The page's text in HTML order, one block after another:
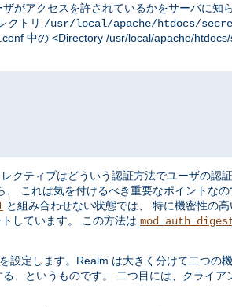
がアクセスを許されているかをサーバに知
クトリ /usr/local/apache/htdocs/
中の <Directory /usr/local/apache/
クティブはどういう認証方法でユーザの認
、 これは気を付けるべき重要なポイントな
と組み合わせない状態では、 特に機密性の
しています。 この方法は
設定します。Realm は大きく分けて二つの
、というものです。 二つ目には、クライ